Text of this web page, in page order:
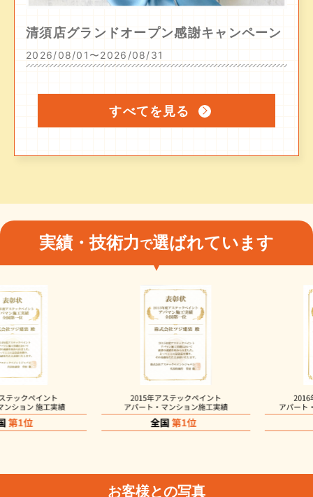
清須店グランドオープン感謝キャンペーン
2026/08/01〜2026/08/31
すべてを見る
実績・技術力で選ばれています
お客様との写真